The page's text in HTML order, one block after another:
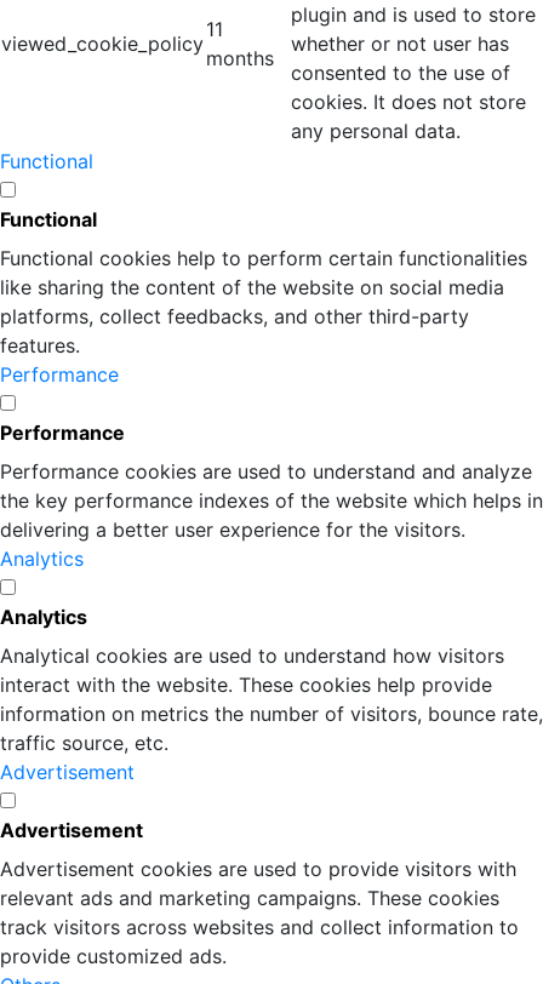
viewed_cookie_policy
11
months
plugin and is used to store
whether or not user has
consented to the use of
cookies. It does not store
any personal data.
Functional
Functional
Functional cookies help to perform certain functionalities
like sharing the content of the website on social media
platforms, collect feedbacks, and other third-party
features.
Performance
Performance
Performance cookies are used to understand and analyze
the key performance indexes of the website which helps in
delivering a better user experience for the visitors.
Analytics
Analytics
Analytical cookies are used to understand how visitors
interact with the website. These cookies help provide
information on metrics the number of visitors, bounce rate,
traffic source, etc.
Advertisement
Advertisement
Advertisement cookies are used to provide visitors with
relevant ads and marketing campaigns. These cookies
track visitors across websites and collect information to
provide customized ads.